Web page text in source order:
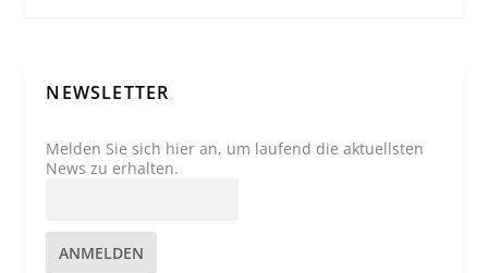
NEWSLETTER
Melden Sie sich hier an, um laufend die aktuellsten
News zu erhalten.
ANMELDEN